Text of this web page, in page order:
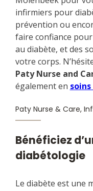
infirmiers pour
prévention ou
faire confiance
au diabète, et des
votre corps.
Paty Nurse and
également en
Bénéficiez
diabétologie
Le diabète est une